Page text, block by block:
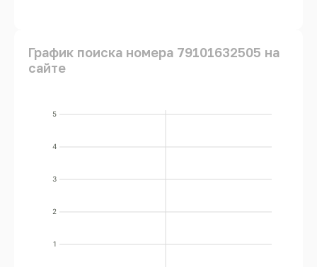
График поиска номера 79101632505 на
сайте
1
2
3
4
5